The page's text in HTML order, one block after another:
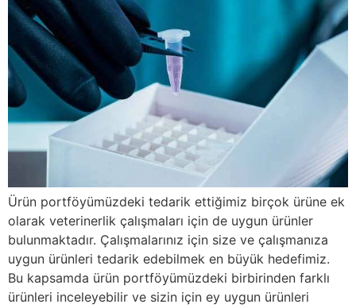
Ürün portföyümüzdeki tedarik ettiğimiz birçok ürüne ek
olarak veterinerlik çalışmaları için de uygun ürünler
bulunmaktadır. Çalışmalarınız için size ve çalışmanıza
uygun ürünleri tedarik edebilmek en büyük hedefimiz.
Bu kapsamda ürün portföyümüzdeki birbirinden farklı
ürünleri inceleyebilir ve sizin için ey uygun ürünleri